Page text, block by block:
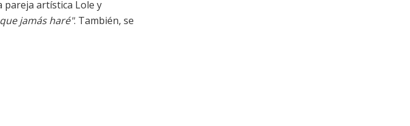
pareja artística Lole y
jamás haré". También, se